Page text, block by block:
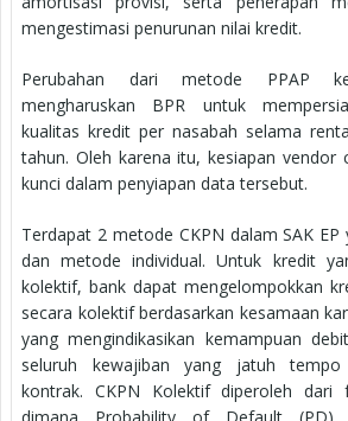
mengestimasi penurunan nilai kredit.
Perubahan dari metode PPAP
mengharuskan BPR untuk
kualitas kredit per nasabah selama
tahun. Oleh karena itu, kesiapan vendor
kunci dalam penyiapan data tersebut.
Terdapat 2 metode CKPN dalam SAK
dan metode individual. Untuk kredit
kolektif, bank dapat mengelompokkan
secara kolektif berdasarkan kesamaan
yang mengindikasikan kemampuan
seluruh kewajiban yang jatuh tempo
kontrak. CKPN Kolektif diperoleh